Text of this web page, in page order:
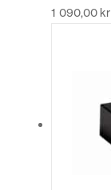
1 090,00 kr